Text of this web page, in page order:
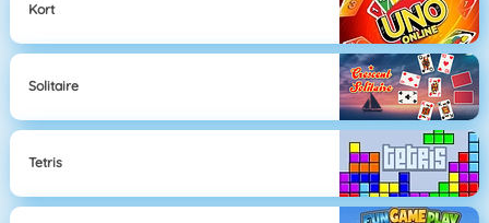
Kort
Solitaire
Tetris